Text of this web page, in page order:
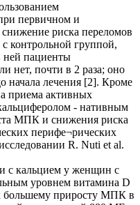
первичном и
риска переломов
контрольной группой,
ней пациенты
нет, почти в 2 раза; оно
начала лечения [2]. Кроме
приема активных
- нативным
МПК и снижения риска
перифе¬рических
R. Nuti еt al.
с кальцием у женщин с
уровнем витамина D
большему приросту МПК в